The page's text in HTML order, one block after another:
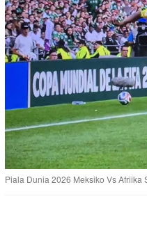
Piala Dunia 2026 Meksiko Vs Afriika